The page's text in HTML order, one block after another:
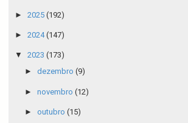
► 2025 (192)
► 2024(147)
▼ 2023 (173)
► dezembro (9)
► novembro (12)
► outubro (15)